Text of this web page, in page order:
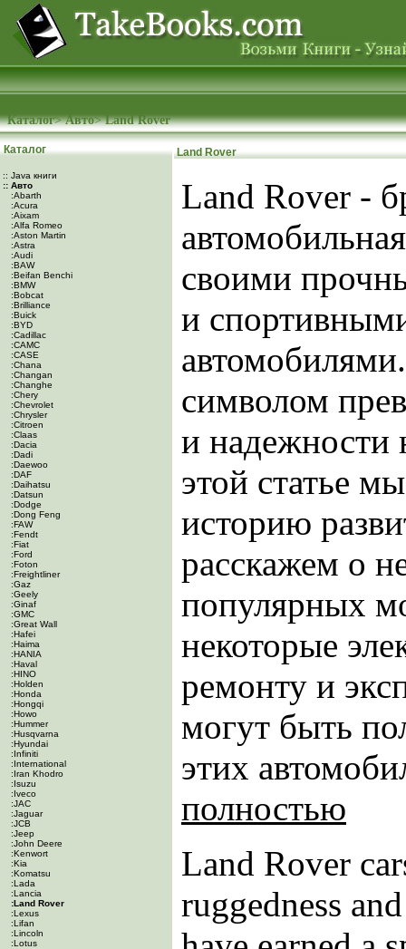
Каталог>Авто>Land Rover
Каталог
:: Java книги
:: Авто
:Abarth
:Acura
:Aixam
:Alfa Romeo
:Aston Martin
:Astra
:Audi
:BAW
:Beifan Benchi
:BMW
:Bobcat
:Brilliance
:Buick
:BYD
:Cadillac
:CAMC
:CASE
:Chana
:Changan
:Changhe
:Chery
:Chevrolet
:Chrysler
:Citroen
:Claas
:Dacia
:Dadi
:Daewoo
:DAF
:Daihatsu
:Datsun
:Dodge
:Dong Feng
:FAW
:Fendt
:Fiat
:Ford
:Foton
:Freightliner
:Gaz
:Geely
:Ginaf
:GMC
:Great Wall
:Hafei
:Haima
:HANIA
:Haval
:HINO
:Holden
:Honda
:Hongqi
:Howo
:Hummer
:Husqvarna
:Hyundai
:Infiniti
:International
:Iran Khodro
:Isuzu
:Iveco
:JAC
:Jaguar
:JCB
:Jeep
:John Deere
:Kenwort
:Kia
:Komatsu
:Lada
:Lancia
:Land Rover
:Lexus
:Lifan
:Lincoln
:Lotus
Land Rover
Land Rover -
своими
и
символом
и надежности
этой статье
историю
расскажем о
популярных
некоторые
ремонту и
могут быть
этих
полностью
Land Rover
ruggedness